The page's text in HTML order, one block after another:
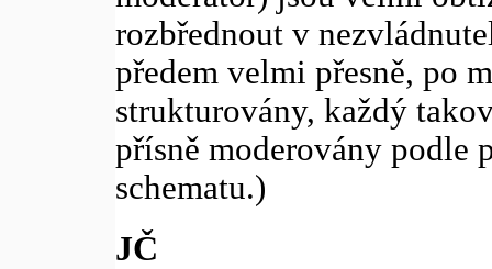
rozbřednout v
předem velmi přesně, po
strukturovány, každý
přísně moderovány podle
schematu.)
JČ